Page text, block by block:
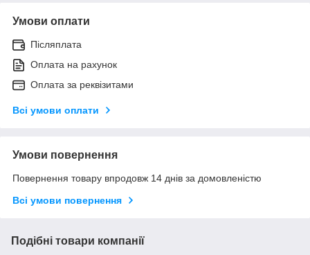
Умови оплати
Післяплата
Оплата на рахунок
Оплата за реквізитами
Всі умови оплати
Умови повернення
Повернення товару впродовж 14 днів за домовленістю
Всі умови повернення
Подібні товари компанії